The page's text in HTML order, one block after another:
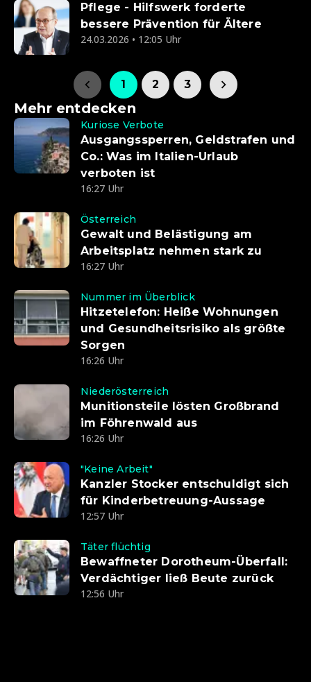
Pflege - Hilfswerk forderte
bessere Prävention für Ältere
24.03.2026 • 12:05 Uhr
1 2 3
Mehr entdecken
Kuriose Verbote
Ausgangssperren, Geldstrafen und
Co.: Was im Italien-Urlaub
verboten ist
16:27 Uhr
Österreich
Gewalt und Belästigung am
Arbeitsplatz nehmen stark zu
16:27 Uhr
Nummer im Überblick
Hitzetelefon: Heiße Wohnungen
und Gesundheitsrisiko als größte
Sorgen
16:26 Uhr
Niederösterreich
Munitionsteile lösten Großbrand
im Föhrenwald aus
16:26 Uhr
"Keine Arbeit"
Kanzler Stocker entschuldigt sich
für Kinderbetreuung-Aussage
12:57 Uhr
Täter flüchtig
Bewaffneter Dorotheum-Überfall:
Verdächtiger ließ Beute zurück
12:56 Uhr